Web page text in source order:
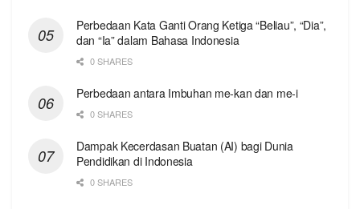
Perbedaan Kata Ganti Orang Ketiga “Beliau”, “Dia”,
dan “Ia” dalam Bahasa Indonesia
0 SHARES
Perbedaan antara Imbuhan me-kan dan me-i
0 SHARES
Dampak Kecerdasan Buatan (AI) bagi Dunia
Pendidikan di Indonesia
0 SHARES